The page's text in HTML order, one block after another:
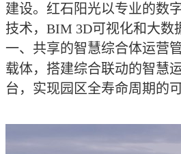
建设。红石阳光以专业的数
技术，BIM 3D可视化和大数
一、共享的智慧综合体运营
载体，搭建综合联动的智慧
台，实现园区全寿命周期的